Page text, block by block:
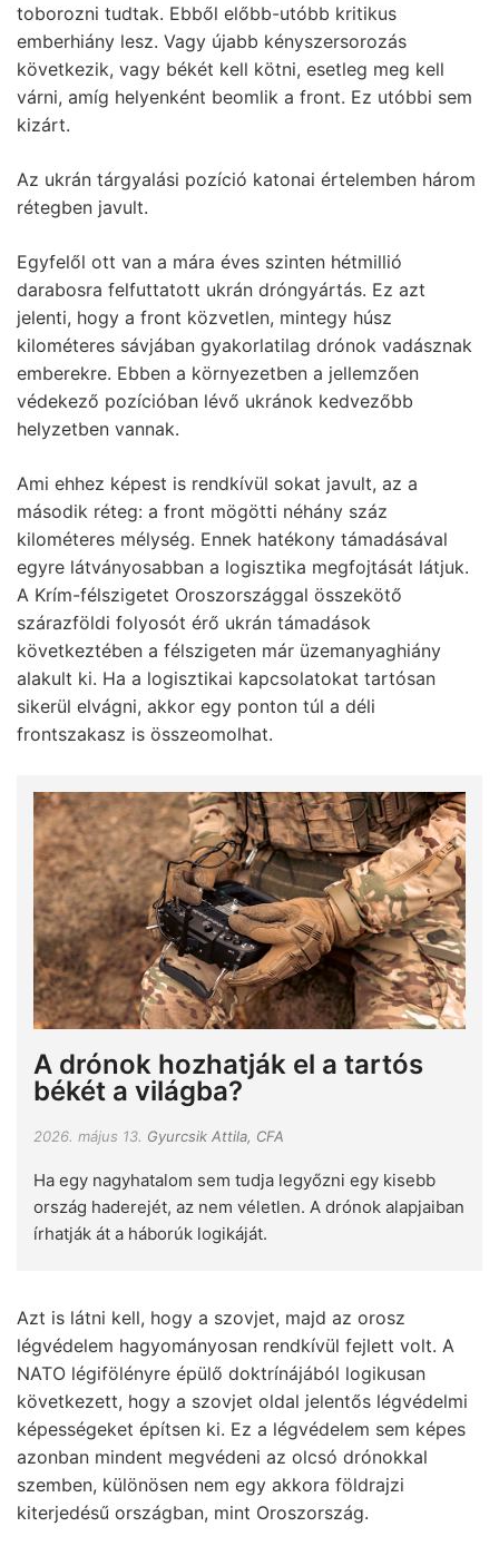
toborozni tudtak. Ebből előbb-utóbb kritikus
emberhiány lesz. Vagy újabb kényszersorozás
következik, vagy békét kell kötni, esetleg meg kell
várni, amíg helyenként beomlik a front. Ez utóbbi sem
kizárt.
Az ukrán tárgyalási pozíció katonai értelemben három
rétegben javult.
Egyfelől ott van a mára éves szinten hétmillió
darabosra felfuttatott ukrán dróngyártás. Ez azt
jelenti, hogy a front közvetlen, mintegy húsz
kilométeres sávjában gyakorlatilag drónok vadásznak
emberekre. Ebben a környezetben a jellemzően
védekező pozícióban lévő ukránok kedvezőbb
helyzetben vannak.
Ami ehhez képest is rendkívül sokat javult, az a
második réteg: a front mögötti néhány száz
kilométeres mélység. Ennek hatékony támadásával
egyre látványosabban a logisztika megfojtását látjuk.
A Krím-félszigetet Oroszországgal összekötő
szárazföldi folyosót érő ukrán támadások
következtében a félszigeten már üzemanyaghiány
alakult ki. Ha a logisztikai kapcsolatokat tartósan
sikerül elvágni, akkor egy ponton túl a déli
frontszakasz is összeomolhat.
A drónok hozhatják el a tartós
békét a világba?
2026. május 13. Gyurcsik Attila, CFA
Ha egy nagyhatalom sem tudja legyőzni egy kisebb
ország haderejét, az nem véletlen. A drónok alapjaiban
írhatják át a háborúk logikáját.
Azt is látni kell, hogy a szovjet, majd az orosz
légvédelem hagyományosan rendkívül fejlett volt. A
NATO légifölényre épülő doktrínájából logikusan
következett, hogy a szovjet oldal jelentős légvédelmi
képességeket építsen ki. Ez a légvédelem sem képes
azonban mindent megvédeni az olcsó drónokkal
szemben, különösen nem egy akkora földrajzi
kiterjedésű országban, mint Oroszország.